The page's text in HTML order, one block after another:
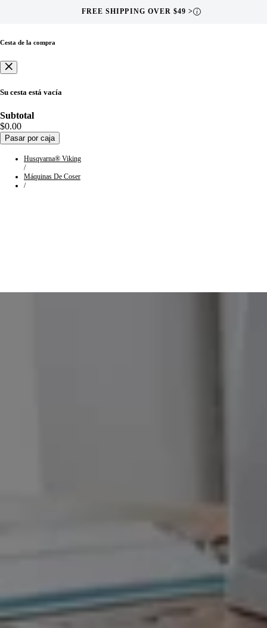
FREE SHIPPING OVER $49 > i
Cesta de la compra
Su cesta está vacía
Subtotal
$0.00
Pasar por caja
Husqvarna® Viking
/
Máquinas De Coser
/